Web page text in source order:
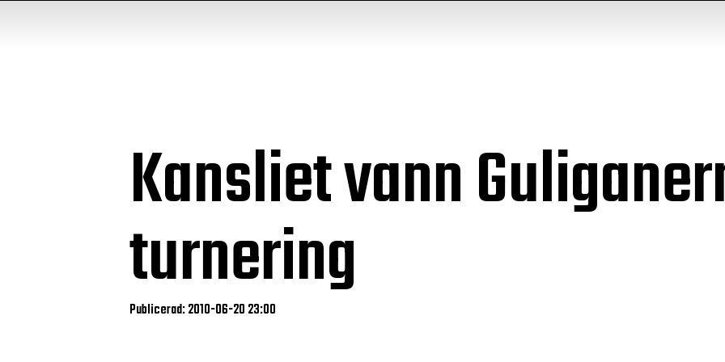
Kansliet vann
turnering
Publicerad: 2010-06-20 23:00